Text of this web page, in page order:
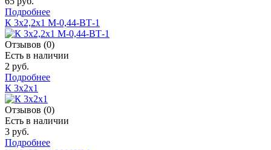
Подробнее
К 3х2,2х1 М-0,44-ВТ-1
Отзывов (0)
Есть в наличии
2 руб.
Подробнее
К 3х2х1
Отзывов (0)
Есть в наличии
3 руб.
Подробнее